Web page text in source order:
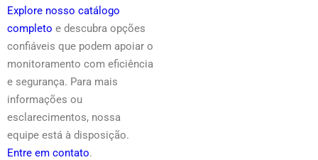
Explore nosso catálogo
completo e descubra opções
confiáveis que podem apoiar o
monitoramento com eficiência
e segurança. Para mais
informações ou
esclarecimentos, nossa
equipe está à disposição.
Entre em contato.